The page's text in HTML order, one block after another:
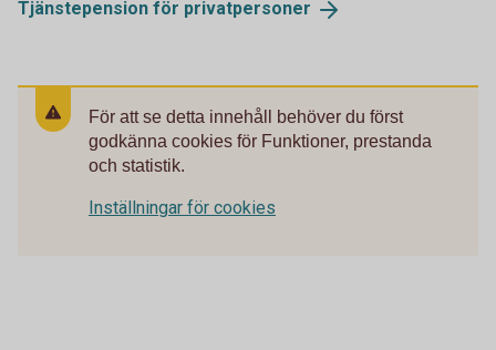
Tjänstepension för privatpersoner
För att se detta innehåll behöver du först
godkänna cookies för Funktioner, prestanda
och statistik.
Inställningar för cookies